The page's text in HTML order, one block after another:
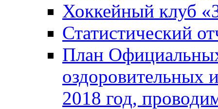
Хоккейный клуб
Статистический
План
оздоровительных
2018 год,